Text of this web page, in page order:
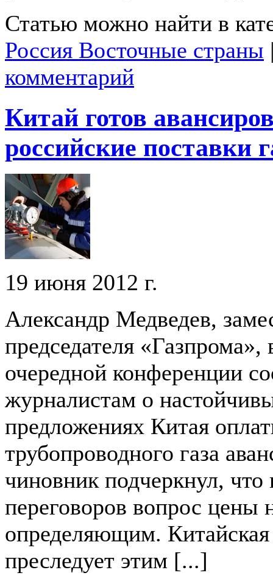
Статью можно найти в
Россия Восточные страны
комментарий
Китай готов
российские поставки
19 июня 2012 г.
Александр Медведев,
председателя «Газпрома»,
очередной конференции
журналистам о
предложениях Китая
трубопроводного газа
чиновник подчеркнул, что
переговоров вопрос цены
определяющим. Китайская
преследует этим [...]